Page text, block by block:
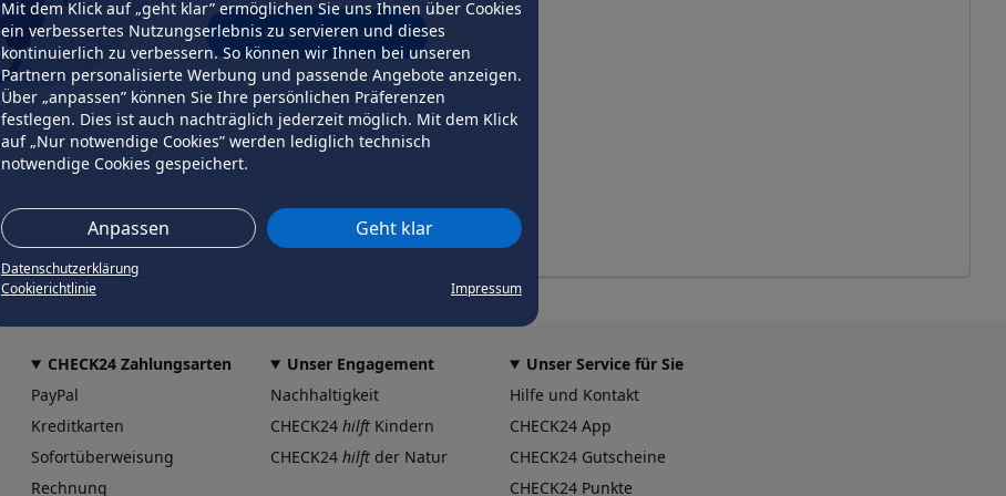
Mit dem Klick auf „geht klar” ermöglichen Sie uns Ihnen über Cookies
ein verbessertes Nutzungserlebnis zu servieren und dieses
kontinuierlich zu verbessern. So können wir Ihnen bei unseren
Partnern personalisierte Werbung und passende Angebote anzeigen.
Über „anpassen” können Sie Ihre persönlichen Präferenzen
festlegen. Dies ist auch nachträglich jederzeit möglich. Mit dem Klick
auf „Nur notwendige Cookies” werden lediglich technisch
notwendige Cookies gespeichert.
Anpassen Geht klar
Datenschutzerklärung
Cookierichtlinie
Impressum
erneut versuchen
CHECK24 Zahlungsarten
PayPal
Kreditkarten
Sofortüberweisung
Rechnung
Unser Engagement
Nachhaltigkeit
CHECK24 hilft Kindern
CHECK24 hilft der Natur
Unser Service für Sie
Hilfe und Kontakt
CHECK24 App
CHECK24 Gutscheine
CHECK24 Punkte